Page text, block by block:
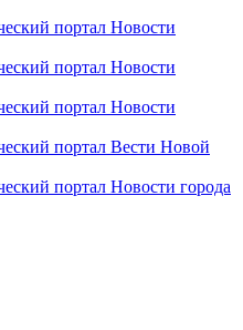
портал Новости
портал Новости
портал Новости
портал Вести Новой
портал Новости города